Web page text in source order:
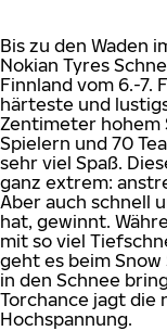
Bis zu den Waden
Nokian Tyres
Finnland vom 6.-7.
härteste und
Zentimeter hohem
Spielern und 70
sehr viel Spaß.
ganz extrem:
Aber auch schnell
hat, gewinnt.
mit so viel
geht es beim
in den Schnee
Torchance jagt die
Hochspannung.